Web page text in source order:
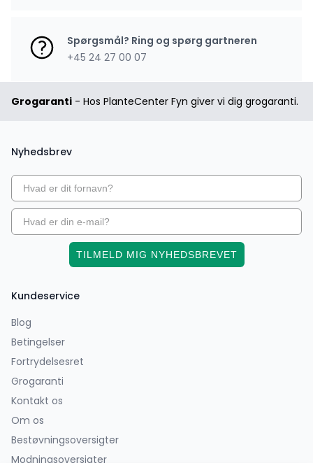
Spørgsmål? Ring og spørg gartneren
+45 24 27 00 07
Grogaranti - Hos PlanteCenter Fyn giver vi dig grogaranti.
Kundeservice
Blog
Betingelser
Fortrydelsesret
Grogaranti
Kontakt os
Om os
Bestøvningsoversigter
Modningsoversigter
Nyhedsbrev
TILMELD MIG NYHEDSBREVET